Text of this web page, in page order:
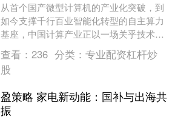
从首个国产微型计算机的产业化突破，到
如今支撑千行百业智能化转型的自主算力
基座，中国计算产业正以一场关乎技术自
主与未来竞争力的扎实建设盈策略，回应
时代命题。如何将....
查看： 236 分类： 专业配资杠杆炒
股
盈策略 家电新动能：国补与出海共
振